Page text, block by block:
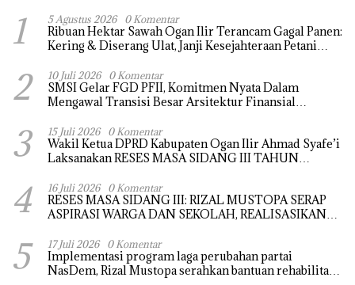
1 5 Agustus 2026 0 Komentar
Ribuan Hektar Sawah Ogan Ilir Terancam Gagal Panen:
Kering & Diserang Ulat, Janji Kesejahteraan Petani
2 10 Juli 2026 0 Komentar
SMSI Gelar FGD PFII, Komitmen Nyata Dalam
Mengawal Transisi Besar Arsitektur Finansial
3 15 Juli 2026 0 Komentar
Wakil Ketua DPRD Kabupaten Ogan Ilir Ahmad Syafe’i
Laksanakan RESES MASA SIDANG III TAHUN
Masyarakat
4 16 Juli 2026 0 Komentar
RESES MASA SIDANG III: RIZAL MUSTOPA SERAP
ASPIRASI WARGA DAN SEKOLAH, REALISASIKAN
5 17 Juli 2026 0 Komentar
Implementasi program laga perubahan partai
NasDem, Rizal Mustopa serahkan bantuan rehabilitasi